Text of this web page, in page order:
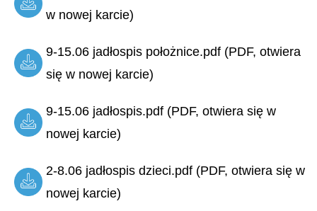
w nowej karcie)
9-15.06 jadłospis położnice.pdf (PDF, otwiera
się w nowej karcie)
9-15.06 jadłospis.pdf (PDF, otwiera się w
nowej karcie)
2-8.06 jadłospis dzieci.pdf (PDF, otwiera się w
nowej karcie)